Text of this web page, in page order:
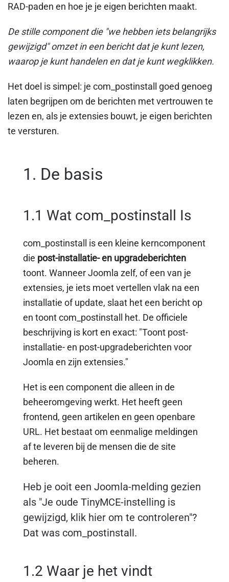
RAD-paden en hoe je je eigen berichten maakt.
De stille component die "we hebben iets belangrijks
gewijzigd" omzet in een bericht dat je kunt lezen,
waarop je kunt handelen en dat je kunt wegklikken.
Het doel is simpel: je com_postinstall goed genoeg
laten begrijpen om de berichten met vertrouwen te
lezen en, als je extensies bouwt, je eigen berichten
te versturen.
1. De basis
1.1 Wat com_postinstall Is
com_postinstall is een kleine kerncomponent
die post-installatie- en upgradeberichten
toont. Wanneer Joomla zelf, of een van je
extensies, je iets moet vertellen vlak na een
installatie of update, slaat het een bericht op
en toont com_postinstall het. De officiele
beschrijving is kort en exact: "Toont post-
installatie- en post-upgradeberichten voor
Joomla en zijn extensies."
Het is een component die alleen in de
beheeromgeving werkt. Het heeft geen
frontend, geen artikelen en geen openbare
URL. Het bestaat om eenmalige meldingen
af te leveren bij de mensen die de site
beheren.
Heb je ooit een Joomla-melding gezien
als "Je oude TinyMCE-instelling is
gewijzigd, klik hier om te controleren"?
Dat was com_postinstall.
1.2 Waar je het vindt